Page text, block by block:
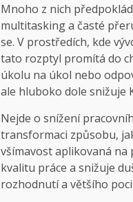
Mnoho z nich
multitasking a časté
se. V prostředích, kde
tato rozptyl promítá do
úkolu na úkol nebo
ale hluboko dole snižuje
Nejde o snížení
transformaci způsobu,
všímavost aplikovaná
kvalitu práce a snižuje
rozhodnutí a většího